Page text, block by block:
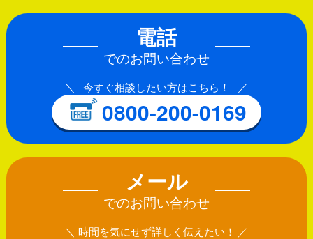
電話
でのお問い合わせ
今すぐ相談したい方はこちら！
0800-200-0169
メール
でのお問い合わせ
時間を気にせず詳しく伝えたい！